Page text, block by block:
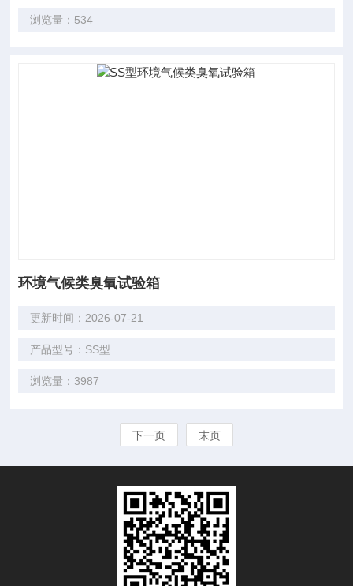
浏览量：534
环境气候类臭氧试验箱
更新时间：2026-07-21
产品型号：SS型
浏览量：3987
下一页 末页